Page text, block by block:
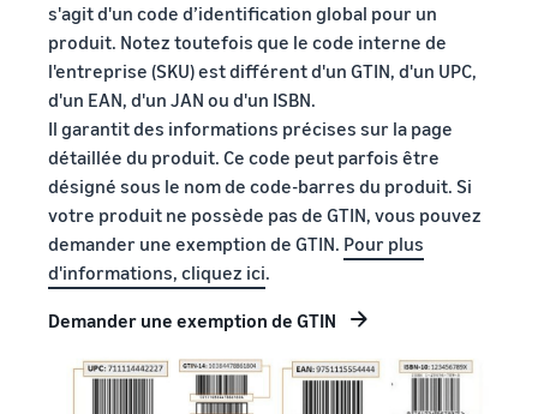
s'agit d'un code d’identification global pour un
produit. Notez toutefois que le code interne de
l'entreprise (SKU) est différent d'un GTIN, d'un UPC,
d'un EAN, d'un JAN ou d'un ISBN.
Il garantit des informations précises sur la page
détaillée du produit. Ce code peut parfois être
désigné sous le nom de code-barres du produit. Si
votre produit ne possède pas de GTIN, vous pouvez
demander une exemption de GTIN. Pour plus
d'informations, cliquez ici.
Demander une exemption de GTIN